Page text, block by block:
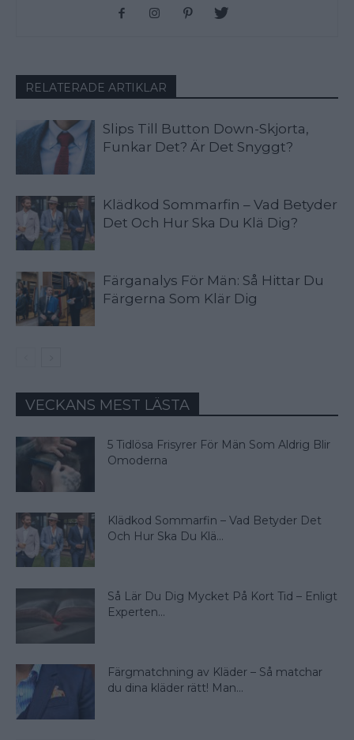
RELATERADE ARTIKLAR
Slips Till Button Down-Skjorta,
Funkar Det? Är Det Snyggt?
Klädkod Sommarfin – Vad Betyder
Det Och Hur Ska Du Klä Dig?
Färganalys För Män: Så Hittar Du
Färgerna Som Klär Dig
VECKANS MEST LÄSTA
5 Tidlösa Frisyrer För Män Som Aldrig Blir
Omoderna
Klädkod Sommarfin – Vad Betyder Det
Och Hur Ska Du Klä...
Så Lär Du Dig Mycket På Kort Tid – Enligt
Experten...
Färgmatchning av Kläder – Så matchar
du dina kläder rätt! Man...